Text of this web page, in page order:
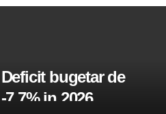
Deficit bugetar de
-7,7% in 2026,